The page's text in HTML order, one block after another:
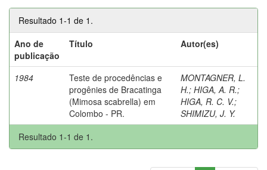
Resultado 1-1 de 1.
Ano de
publicação
Título Autor(es)
1984
Teste de procedências e
progênies de Bracatinga
(Mimosa scabrella) em
Colombo - PR.
MONTAGNER, L.
H.; HIGA, A. R.;
HIGA, R. C. V.;
SHIMIZU, J. Y.
Resultado 1-1 de 1.